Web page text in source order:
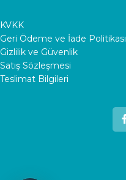
KVKK
Geri Ödeme ve İade Politikası
Gizlilik ve Güvenlik
Satış Sözleşmesi
Teslimat Bilgileri